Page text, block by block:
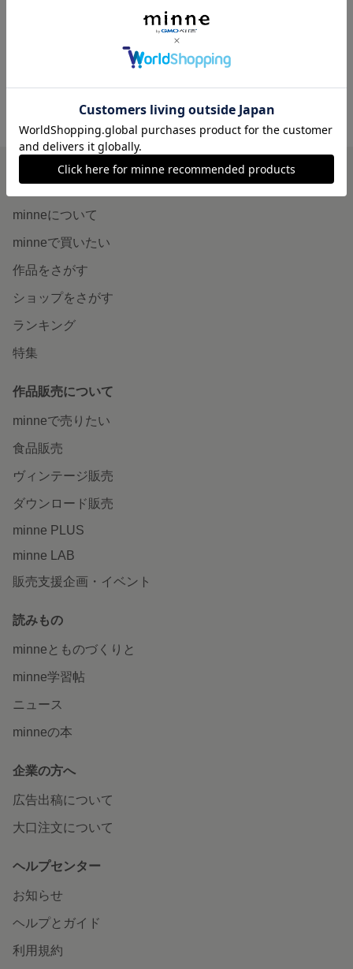
【人気NO2】大人可愛い＊ビーズネックレス/クリア×イエローゴールド
minneを知る
minneについて
minneで買いたい
作品をさがす
ショップをさがす
ランキング
特集
作品販売について
minneで売りたい
食品販売
ヴィンテージ販売
ダウンロード販売
minne PLUS
minne LAB
販売支援企画・イベント
読みもの
minneとものづくりと
minne学習帖
ニュース
minneの本
企業の方へ
広告出稿について
大口注文について
ヘルプセンター
お知らせ
ヘルプとガイド
利用規約